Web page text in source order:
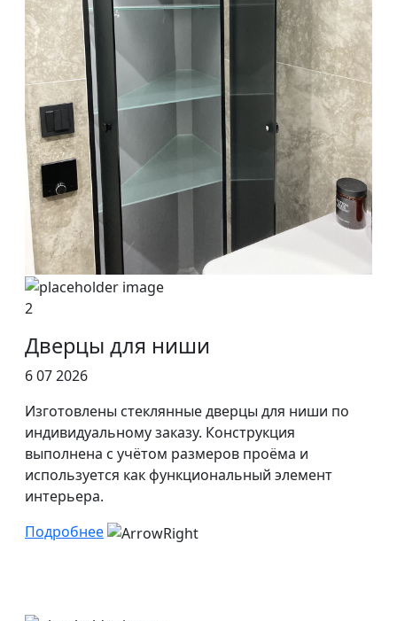
2
Дверцы для ниши
6 07 2026
Изготовлены стеклянные дверцы для ниши по
индивидуальному заказу. Конструкция
выполнена с учётом размеров проёма и
используется как функциональный элемент
интерьера.
Подробнее